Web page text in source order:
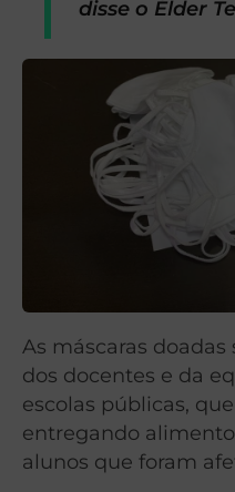
disse o Élder
As máscaras
dos docentes e da
escolas públicas,
entregando
alunos que foram